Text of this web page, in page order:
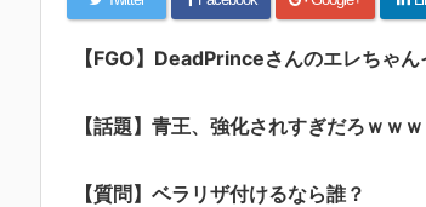
【FGO】DeadPrinceさんのエレちゃ
【話題】青王、強化されすぎだろｗｗ
【質問】ベラリザ付けるなら誰？